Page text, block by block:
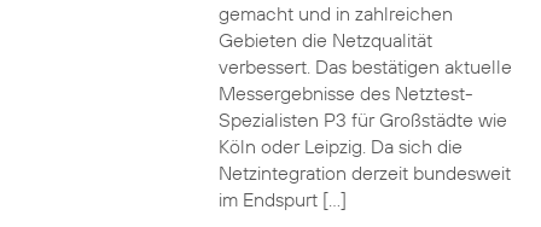
gemacht und in zahlreichen
Gebieten die Netzqualität
verbessert. Das bestätigen aktuelle
Messergebnisse des Netztest-
Spezialisten P3 für Großstädte wie
Köln oder Leipzig. Da sich die
Netzintegration derzeit bundesweit
im Endspurt […]